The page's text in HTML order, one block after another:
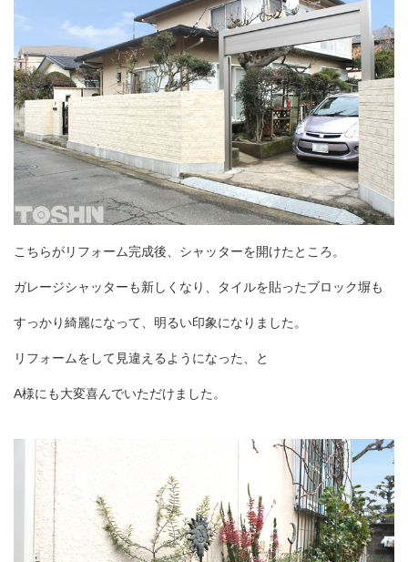
こちらがリフォーム完成後、シャッターを開けたところ。
ガレージシャッターも新しくなり、タイルを貼ったブロック塀も
すっかり綺麗になって、明るい印象になりました。
リフォームをして見違えるようになった、と
A様にも大変喜んでいただけました。